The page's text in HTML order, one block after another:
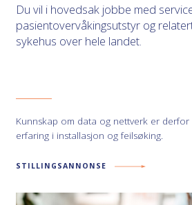
Du vil i hovedsak jobbe med
pasientovervåkingsutstyr og
sykehus over hele landet.
Kunnskap om data og nettverk er derfor
erfaring i installasjon og feilsøking.
STILLINGSANNONSE